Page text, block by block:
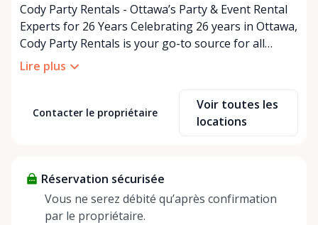
Cody Party Rentals - Ottawa’s Party & Event Rental
Experts for 26 Years Celebrating 26 years in Ottawa,
Cody Party Rentals is your go-to source for all
things party and event rentals. We’re proud to be a
partner of Rent Anything, expanding our offerings
At Cody Party Rentals, we believe in the power of
sharing—giving others the chance to rent out their
helping people enjoy more for less while making a
positive impact on the environment. By choosing to
share instead of buy, we’re all doing our part to
Lire plus
Contacter le propriétaire
Voir toutes les
locations
Réservation sécurisée
Vous ne serez débité qu’après confirmation
par le propriétaire.